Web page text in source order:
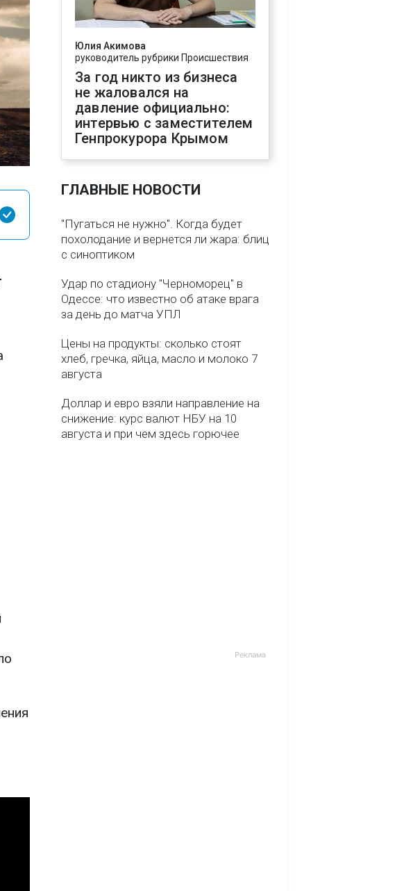
Юлия Акимова
руководитель рубрики Происшествия
За год никто из бизнеса
не жаловался на
давление официально:
интервью с заместителем
Генпрокурора Крымом
ГЛАВНЫЕ НОВОСТИ
"Пугаться не нужно". Когда будет
похолодание и вернется ли жара: блиц
с синоптиком
Удар по стадиону "Черноморец" в
Одессе: что известно об атаке врага
за день до матча УПЛ
Цены на продукты: сколько стоят
хлеб, гречка, яйца, масло и молоко 7
августа
Доллар и евро взяли направление на
снижение: курс валют НБУ на 10
августа и при чем здесь горючее